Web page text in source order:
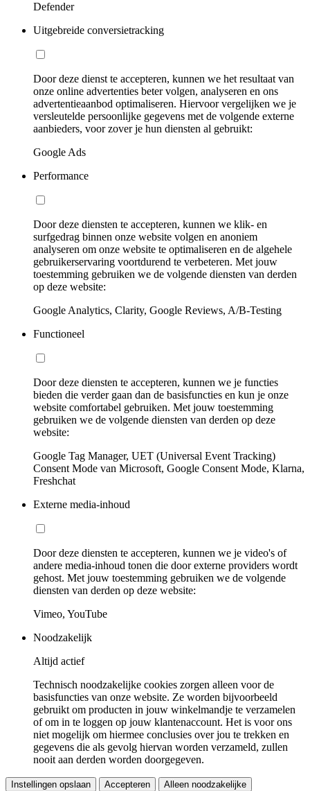
Defender
Uitgebreide conversietracking
Door deze dienst te accepteren, kunnen we het resultaat van
onze online advertenties beter volgen, analyseren en ons
advertentieaanbod optimaliseren. Hiervoor vergelijken we je
versleutelde persoonlijke gegevens met de volgende externe
aanbieders, voor zover je hun diensten al gebruikt:
Google Ads
Performance
Door deze diensten te accepteren, kunnen we klik- en
surfgedrag binnen onze website volgen en anoniem
analyseren om onze website te optimaliseren en de algehele
gebruikerservaring voortdurend te verbeteren. Met jouw
toestemming gebruiken we de volgende diensten van derden
op deze website:
Google Analytics, Clarity, Google Reviews, A/B-Testing
Functioneel
Door deze diensten te accepteren, kunnen we je functies
bieden die verder gaan dan de basisfuncties en kun je onze
website comfortabel gebruiken. Met jouw toestemming
gebruiken we de volgende diensten van derden op deze
website:
Google Tag Manager, UET (Universal Event Tracking)
Consent Mode van Microsoft, Google Consent Mode, Klarna,
Freshchat
Externe media-inhoud
Door deze diensten te accepteren, kunnen we je video's of
andere media-inhoud tonen die door externe providers wordt
gehost. Met jouw toestemming gebruiken we de volgende
diensten van derden op deze website:
Vimeo, YouTube
Noodzakelijk
Altijd actief
Technisch noodzakelijke cookies zorgen alleen voor de
basisfuncties van onze website. Ze worden bijvoorbeeld
gebruikt om producten in jouw winkelmandje te verzamelen
of om in te loggen op jouw klantenaccount. Het is voor ons
niet mogelijk om hiermee conclusies over jou te trekken en
gegevens die als gevolg hiervan worden verzameld, zullen
nooit aan derden worden doorgegeven.
Instellingen opslaan Accepteren Alleen noodzakelijke